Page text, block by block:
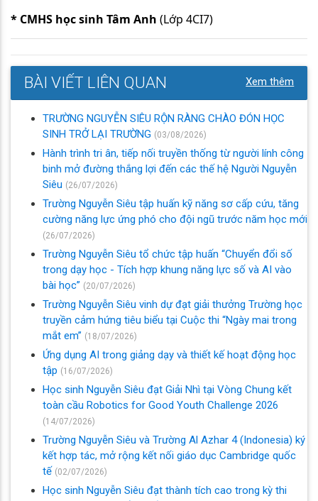
* CMHS học sinh Tâm Anh (Lớp 4CI7)
BÀI VIẾT LIÊN QUAN Xem thêm
TRƯỜNG NGUYỄN SIÊU RỘN RÀNG CHÀO ĐÓN HỌC
SINH TRỞ LẠI TRƯỜNG (03/08/2026)
Hành trình tri ân, tiếp nối truyền thống từ người lính công
binh mở đường thắng lợi đến các thế hệ Người Nguyễn
Siêu (26/07/2026)
Trường Nguyễn Siêu tập huấn kỹ năng sơ cấp cứu, tăng
cường năng lực ứng phó cho đội ngũ trước năm học mới
(26/07/2026)
Trường Nguyễn Siêu tổ chức tập huấn “Chuyển đổi số
trong dạy học - Tích hợp khung năng lực số và AI vào
bài học” (20/07/2026)
Trường Nguyễn Siêu vinh dự đạt giải thưởng Trường học
truyền cảm hứng tiêu biểu tại Cuộc thi “Ngày mai trong
mắt em” (18/07/2026)
Ứng dụng AI trong giảng dạy và thiết kế hoạt động học
tập (16/07/2026)
Học sinh Nguyễn Siêu đạt Giải Nhì tại Vòng Chung kết
toàn cầu Robotics for Good Youth Challenge 2026
(14/07/2026)
Trường Nguyễn Siêu và Trường Al Azhar 4 (Indonesia) ký
kết hợp tác, mở rộng kết nối giáo dục Cambridge quốc
tế (02/07/2026)
Học sinh Nguyễn Siêu đạt thành tích cao trong kỳ thi